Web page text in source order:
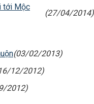
tới Mộc
(27/04/2014)
(03/02/2013)
12/2012)
2012)